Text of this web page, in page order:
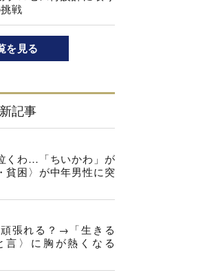
戦
を見る
記事
くわ…「ちいかわ」が
貧困〉が中年男性に突
張れる？→「生きる
言〉に胸が熱くなる